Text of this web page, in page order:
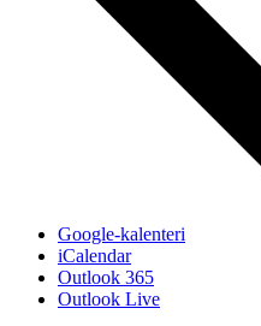
Google-kalenteri
iCalendar
Outlook 365
Outlook Live